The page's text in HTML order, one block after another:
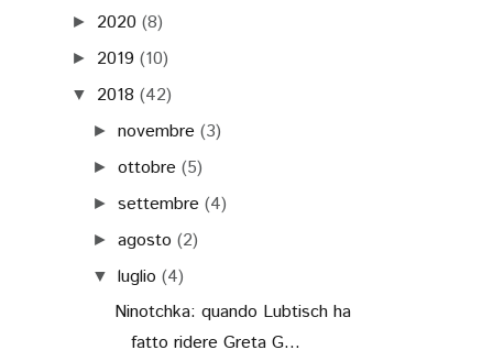
► 2020 (8)
► 2019 (10)
▼ 2018 (42)
►novembre (3)
►ottobre (5)
►settembre (4)
►agosto (2)
▼ luglio (4)
Ninotchka: quando Lubtisch ha
fatto ridere Greta G...